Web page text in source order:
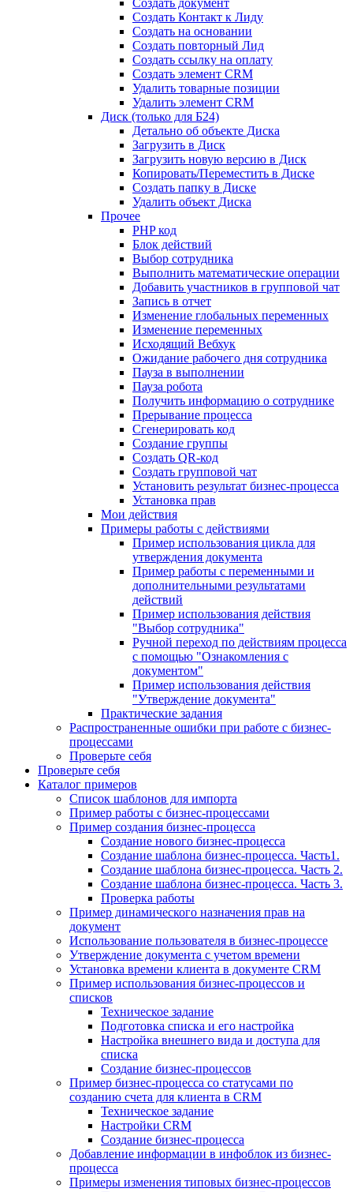
Создать документ
Создать Контакт к Лиду
Создать на основании
Создать повторный Лид
Создать ссылку на оплату
Создать элемент CRM
Удалить товарные позиции
Удалить элемент CRM
Диск (только для Б24)
Детально об объекте Диска
Загрузить в Диск
Загрузить новую версию в Диск
Копировать/Переместить в Диске
Создать папку в Диске
Удалить объект Диска
Прочее
PHP код
Блок действий
Выбор сотрудника
Выполнить математические операции
Добавить участников в групповой чат
Запись в отчет
Изменение глобальных переменных
Изменение переменных
Исходящий Вебхук
Ожидание рабочего дня сотрудника
Пауза в выполнении
Пауза робота
Получить информацию о сотруднике
Прерывание процесса
Сгенерировать код
Создание группы
Создать QR-код
Создать групповой чат
Установить результат бизнес-процесса
Установка прав
Мои действия
Примеры работы с действиями
Пример использования цикла для
утверждения документа
Пример работы с переменными и
дополнительными результатами
действий
Пример использования действия
"Выбор сотрудника"
Ручной переход по действиям процесса
с помощью "Ознакомления с
документом"
Пример использования действия
"Утверждение документа"
Практические задания
Распространенные ошибки при работе с бизнес-
процессами
Проверьте себя
Проверьте себя
Каталог примеров
Список шаблонов для импорта
Пример работы с бизнес-процессами
Пример создания бизнес-процесса
Создание нового бизнес-процесса
Создание шаблона бизнес-процесса. Часть1.
Создание шаблона бизнес-процесса. Часть 2.
Создание шаблона бизнес-процесса. Часть 3.
Проверка работы
Пример динамического назначения прав на
документ
Использование пользователя в бизнес-процессе
Утверждение документа с учетом времени
Установка времени клиента в документе CRM
Пример использования бизнес-процессов и
списков
Техническое задание
Подготовка списка и его настройка
Настройка внешнего вида и доступа для
списка
Создание бизнес-процессов
Пример бизнес-процесса со статусами по
созданию счета для клиента в CRM
Техническое задание
Настройки CRM
Создание бизнес-процесса
Добавление информации в инфоблок из бизнес-
процесса
Примеры изменения типовых бизнес-процессов